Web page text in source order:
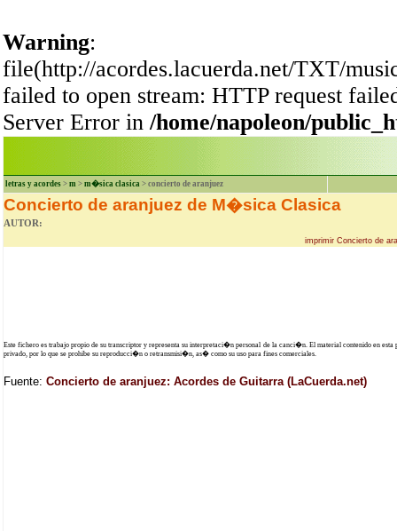
Warning:
file(http://acordes.lacuerda.net/TXT/
failed to open stream: HTTP request
Server Error in /home/napoleon/
letras y acordes > m > m�sica clasica > concierto de aranjuez
Concierto de aranjuez de M�sica Clasica
AUTOR:
imprimir Concierto de
Este fichero es trabajo propio de su transcriptor y representa su interpretaci�n personal de la canci�n. El material contenido en esta
privado, por lo que se prohibe su reproducci�n o retransmisi�n, as� como su uso para fines comerciales.
Fuente: Concierto de aranjuez: Acordes de Guitarra (LaCuerda.net)